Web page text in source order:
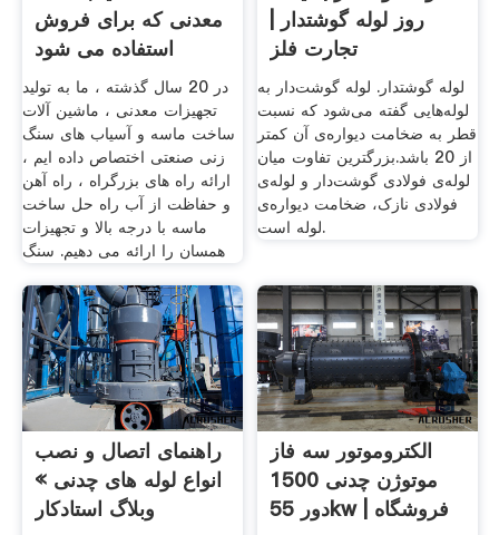
معدنی که برای فروش
استفاده می شود
در 20 سال گذشته ، ما به تولید
تجهیزات معدنی ، ماشین آلات
ساخت ماسه و آسیاب های سنگ
زنی صنعتی اختصاص داده ایم ،
ارائه راه های بزرگراه ، راه آهن
و حفاظت از آب راه حل ساخت
ماسه با درجه بالا و تجهیزات
همسان را ارائه می دهیم. سنگ
روز لوله گوشتدار |
تجارت فلز
لوله‌‌ گوشتدار. لوله‌‌ گوشت‌دار به
لوله‌هایی گفته می‌شود که نسبت
قطر به ضخامت دیواره‌ی آن کمتر
از 20 باشد.بزرگترین تفاوت میان
لوله‌ی فولادی گوشت‌دار و لوله‌ی
فولادی نازک، ضخامت دیواره‌ی
لوله است.
راهنمای اتصال و نصب
انواع لوله های چدنی »
وبلاگ استادکار
الکتروموتور سه فاز
موتوژن چدنی 1500
دور 55kw | فروشگاه